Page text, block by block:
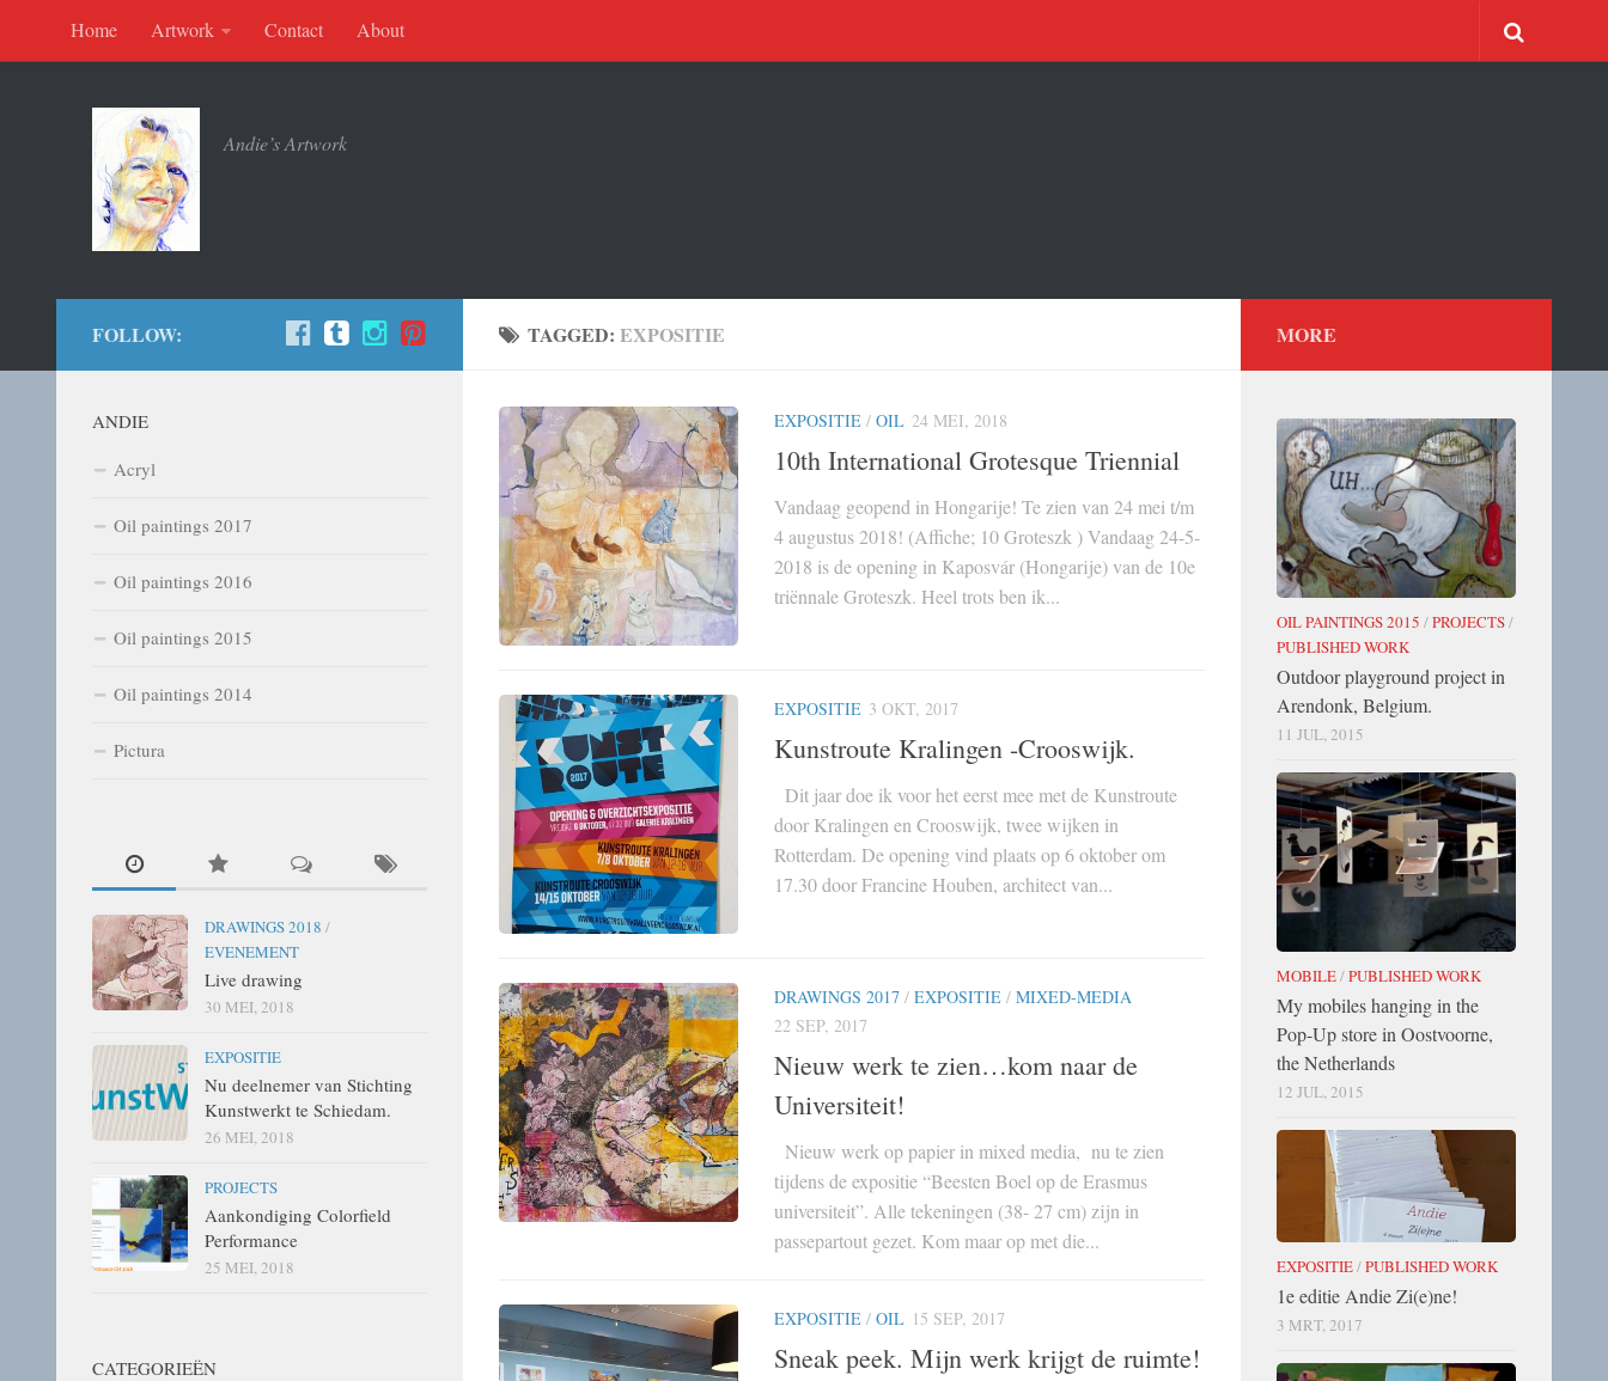
Home Artwork Contact About
Andie’s Artwork
TAGGED: EXPOSITIE
EXPOSITIE / OIL 24 MEI, 2018
10th International Grotesque Triennial
Vandaag geopend in Hongarije! Te zien van 24 mei t/m
4 augustus 2018! (Affiche; 10 Groteszk ) Vandaag 24-5-
2018 is de opening in Kaposvár (Hongarije) van de 10e
triënnale Groteszk. Heel trots ben ik...
EXPOSITIE 3 OKT, 2017
Kunstroute Kralingen -Crooswijk.
Dit jaar doe ik voor het eerst mee met de Kunstroute
door Kralingen en Crooswijk, twee wijken in
Rotterdam. De opening vind plaats op 6 oktober om
17.30 door Francine Houben, architect van...
DRAWINGS 2017 / EXPOSITIE / MIXED-MEDIA
22 SEP, 2017
Nieuw werk te zien…kom naar de
Universiteit!
Nieuw werk op papier in mixed media, nu te zien
tijdens de expositie “Beesten Boel op de Erasmus
universiteit”. Alle tekeningen (38- 27 cm) zijn in
passepartout gezet. Kom maar op met die...
EXPOSITIE / OIL 15 SEP, 2017
Sneak peek. Mijn werk krijgt de ruimte!
FOLLOW:
ANDIE
Acryl
Oil paintings 2017
Oil paintings 2016
Oil paintings 2015
Oil paintings 2014
Pictura
DRAWINGS 2018 /
EVENEMENT
Live drawing
30 MEI, 2018
EXPOSITIE
Nu deelnemer van Stichting
Kunstwerkt te Schiedam.
26 MEI, 2018
PROJECTS
Aankondiging Colorfield
Performance
25 MEI, 2018
CATEGORIEËN
MORE
OIL PAINTINGS 2015 /PROJECTS/
PUBLISHED WORK
Outdoor playground project in
Arendonk, Belgium.
11 JUL, 2015
MOBILE/PUBLISHED WORK
My mobiles hanging in the
Pop-Up store in Oostvoorne,
the Netherlands
12 JUL, 2015
EXPOSITIE/PUBLISHED WORK
1e editie Andie Zi(e)ne!
3 MRT, 2017